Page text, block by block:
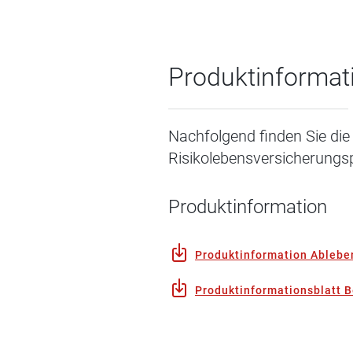
Nachfolgend finden Sie
Produktinformation
Produktinformation
Produktinformationsblatt